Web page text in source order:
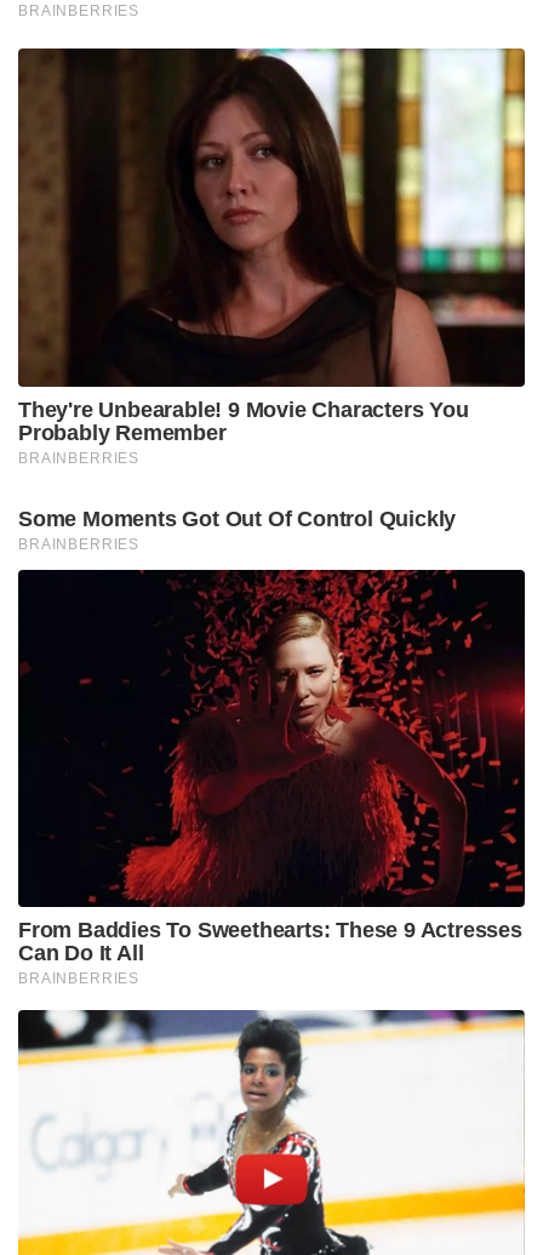
BRAINBERRIES
They're Unbearable! 9 Movie Characters You
Probably Remember
BRAINBERRIES
Some Moments Got Out Of Control Quickly
BRAINBERRIES
From Baddies To Sweethearts: These 9 Actresses
Can Do It All
BRAINBERRIES